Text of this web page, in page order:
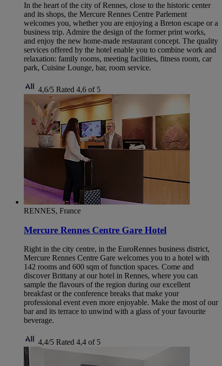
In the heart of the city of Rennes, close to the historic center
and its shops, the Mercure Rennes Centre Parlement
welcomes you, whether you are enjoying a Breton escape or a
business trip. Admire the design of the former print works,
and enjoy the new home-made restaurant concept. The quality
services offered by the hotel enable you to combine work and
relaxation: family rooms, meeting facilities, fitness room, car
park, Cuisine Lounge, bar, room service.
4,6/5 Rated 4,6 of 5
RENNES, France
Mercure Rennes Centre Gare Hotel
Right in the city centre, in the EuroRennes business district,
Mercure Rennes Centre Gare welcomes you to a hotel with
142 rooms and 600 sqm of function spaces. Come and
discover Brittany at our hotel in Rennes, where you can
sample the flavours of the region during our excellent
breakfast or the conference breaks that make your
professional event even more enjoyable. Make the most of our
bar and its terrace to unwind with a glass of your favourite
beverage.
4,4/5 Rated 4,4 of 5